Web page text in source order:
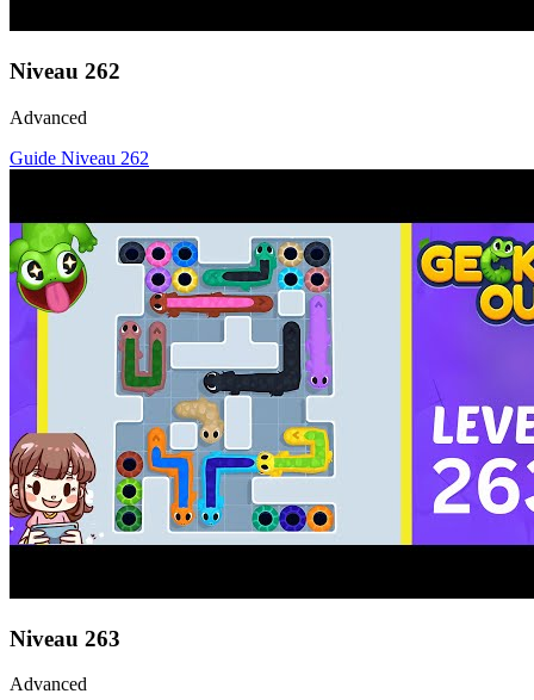
Niveau 262
Advanced
Guide Niveau 262
Niveau 263
Advanced